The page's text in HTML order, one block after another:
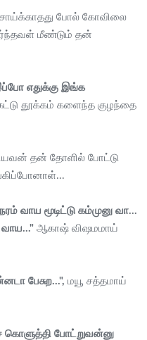
போல் கோவிலை
மீண்டும் தன்
எதுக்கு இங்க
தூக்கம் களைந்த குழந்தை
தன் தோளில் போட்டு
வாய மூடிட்டு கம்முனு வா...
ஆகாஷ் விஷமமாய்
பேசுற...", மயூ சத்தமாய்
போட்றுவன்னு